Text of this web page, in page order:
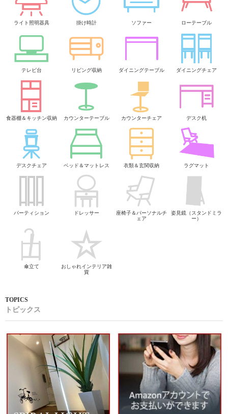
ライト照明器具 掛け時計 ソファー ローテーブル
テレビ台 リビング収納 ダイニングテーブル ダイニングチェア
食器棚＆キッチン収納 カウンターテーブル カウンターチェア デスク机
デスクチェア ベッド＆マットレス 衣類＆玄関収納 ラグマット
パーティション ドレッサー
座椅子＆パーソナルチ
ェア
姿見鏡（スタンドミラ
ー）
傘立て
おしゃれインテリア雑
貨
トピックス